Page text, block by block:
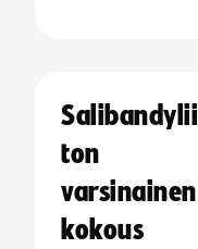
Salibandylii
ton
varsinainen
kokous